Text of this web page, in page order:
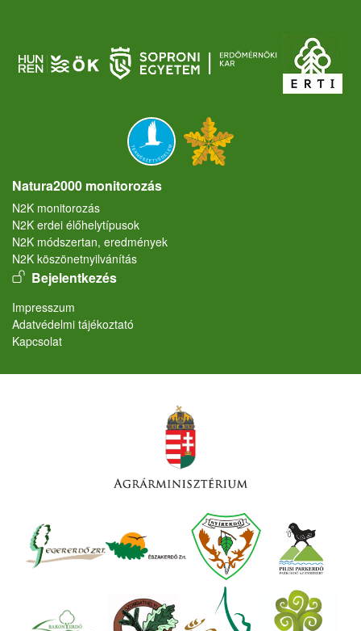
Natura2000 monitorozás
N2K monitorozás
N2K erdei élőhelytípusok
N2K módszertan, eredmények
N2K köszönetnyilvánítás
User account menu
Bejelentkezés
Lábléc
Impresszum
Adatvédelmi tájékoztató
Kapcsolat